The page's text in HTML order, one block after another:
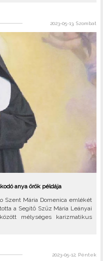
2023-05-13, Szombat
anya örök példája
Szent Mária Domenica emlékét
a Segítő Szűz Mária Leányai
mélységes karizmatikus
2023-05-12, Péntek